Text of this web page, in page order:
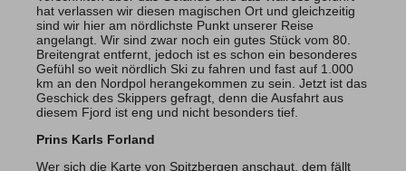
hat verlassen wir diesen magischen Ort und gleichzeitig
sind wir hier am nördlichste Punkt unserer Reise
angelangt. Wir sind zwar noch ein gutes Stück vom 80.
Breitengrat entfernt, jedoch ist es schon ein besonderes
Gefühl so weit nördlich Ski zu fahren und fast auf 1.000
km an den Nordpol herangekommen zu sein. Jetzt ist das
Geschick des Skippers gefragt, denn die Ausfahrt aus
diesem Fjord ist eng und nicht besonders tief.
Prins Karls Forland
Wer sich die Karte von Spitzbergen anschaut, dem fällt